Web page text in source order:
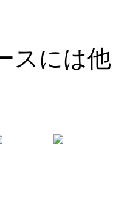
スには